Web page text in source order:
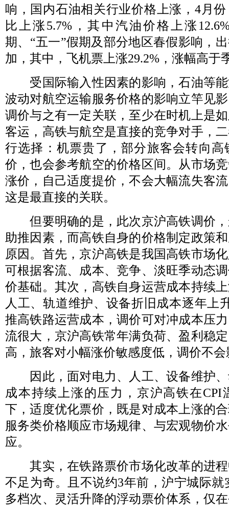
响，国内石油相关行业价格上涨，4月
比上涨5.7%，其中汽油价格上涨
期、“五一”假期及部分地区春假影响，
加，其中，飞机票上涨29.2%，涨幅高于
受国际输入性因素的影响，石油等能
波动对航空运输服务价格的影响立竿见
调价与之有一定关联，至少在时机上是
客运，高铁与航空是直接的竞争对手，
行选择：机票贵了，部分旅客会转向高
价，也会参考航空的价格区间。从市场
涨价，自己适度提价，不会大幅流失客
这是最直接的关联。
但要明确的是，此次京沪高铁调价，
助推因素，而高铁自身的价格制定政策
原因。首先，京沪高铁是我国高铁市场
可根据客流、成本、竞争、淡旺季动态
价基础。其次，高铁自身运营成本持续
人工、轨道维护、设备折旧成本逐年上
推高铁路运营成本，调价可对冲成本压
流很大，京沪高铁常年满负荷、盈利稳
高，旅客对小幅涨价敏感度低，调价不
因此，面对电力、人工、设备维护、
成本持续上涨的压力，京沪高铁在CPI
下，适度优化票价，既是对成本上涨的
服务类价格顺应市场规律、与宏观物价
应。
其实，在铁路票价市场化改革的进程
不足为奇。且不说约3年前，沪宁城际就
多档次、灵活升降的浮动票价体系，仅